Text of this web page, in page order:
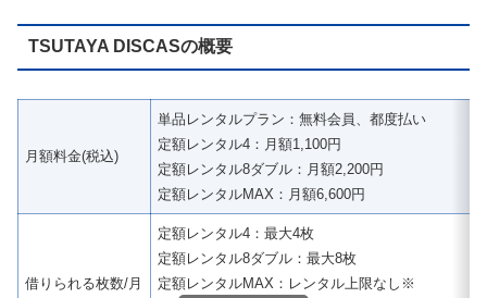
TSUTAYA DISCASの概要
月額料金(税込)
単品レンタルプラン：無料会員、都度払い
定額レンタル4：月額1,100円
定額レンタル8ダブル：月額2,200円
定額レンタルMAX：月額6,600円
借りられる枚数/月
定額レンタル4：最大4枚
定額レンタル8ダブル：最大8枚
定額レンタルMAX：レンタル上限なし※